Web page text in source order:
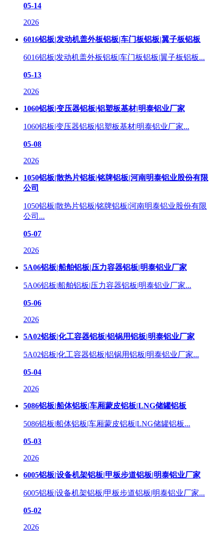
05-14
2026
6016铝板|发动机盖外板铝板|车门板铝板|翼子板铝板
6016铝板|发动机盖外板铝板|车门板铝板|翼子板铝板...
05-13
2026
1060铝板|变压器铝板|铝塑板基材|明泰铝业厂家
1060铝板|变压器铝板|铝塑板基材|明泰铝业厂家...
05-08
2026
1050铝板|散热片铝板|铭牌铝板|河南明泰铝业股份有限
公司
1050铝板|散热片铝板|铭牌铝板|河南明泰铝业股份有限
公司...
05-07
2026
5A06铝板|船舶铝板|压力容器铝板|明泰铝业厂家
5A06铝板|船舶铝板|压力容器铝板|明泰铝业厂家...
05-06
2026
5A02铝板|化工容器铝板|铝锅用铝板|明泰铝业厂家
5A02铝板|化工容器铝板|铝锅用铝板|明泰铝业厂家...
05-04
2026
5086铝板|船体铝板|车厢蒙皮铝板|LNG储罐铝板
5086铝板|船体铝板|车厢蒙皮铝板|LNG储罐铝板...
05-03
2026
6005铝板|设备机架铝板|甲板步道铝板|明泰铝业厂家
6005铝板|设备机架铝板|甲板步道铝板|明泰铝业厂家...
05-02
2026